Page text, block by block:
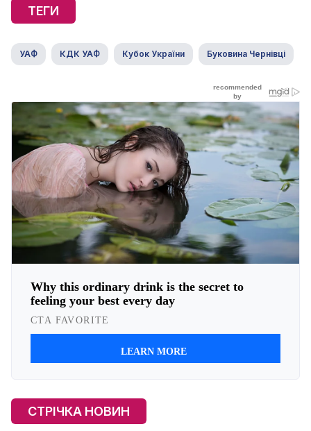
ТЕГИ
УАФ КДК УАФ Кубок України Буковина Чернівці
СТРІЧКА НОВИН